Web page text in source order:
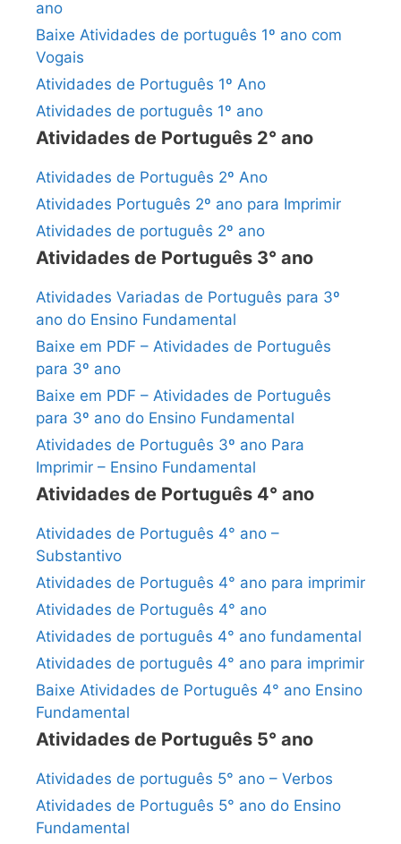
ano
Baixe Atividades de português 1º ano com
Vogais
Atividades de Português 1º Ano
Atividades de português 1º ano
Atividades de Português 2° ano
Atividades de Português 2º Ano
Atividades Português 2º ano para Imprimir
Atividades de português 2º ano
Atividades de Português 3° ano
Atividades Variadas de Português para 3º
ano do Ensino Fundamental
Baixe em PDF – Atividades de Português
para 3º ano
Baixe em PDF – Atividades de Português
para 3º ano do Ensino Fundamental
Atividades de Português 3º ano Para
Imprimir – Ensino Fundamental
Atividades de Português 4° ano
Atividades de Português 4° ano –
Substantivo
Atividades de Português 4° ano para imprimir
Atividades de Português 4° ano
Atividades de português 4° ano fundamental
Atividades de português 4° ano para imprimir
Baixe Atividades de Português 4° ano Ensino
Fundamental
Atividades de Português 5° ano
Atividades de português 5° ano – Verbos
Atividades de Português 5° ano do Ensino
Fundamental